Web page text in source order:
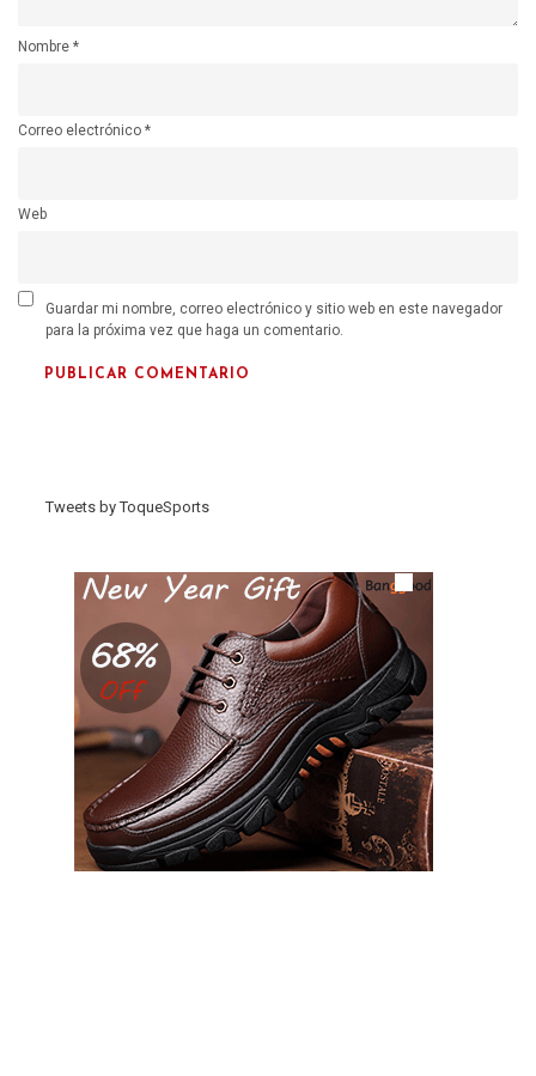
Nombre *
Correo electrónico *
Web
Guardar mi nombre, correo electrónico y sitio web en este navegador
para la próxima vez que haga un comentario.
Tweets by ToqueSports